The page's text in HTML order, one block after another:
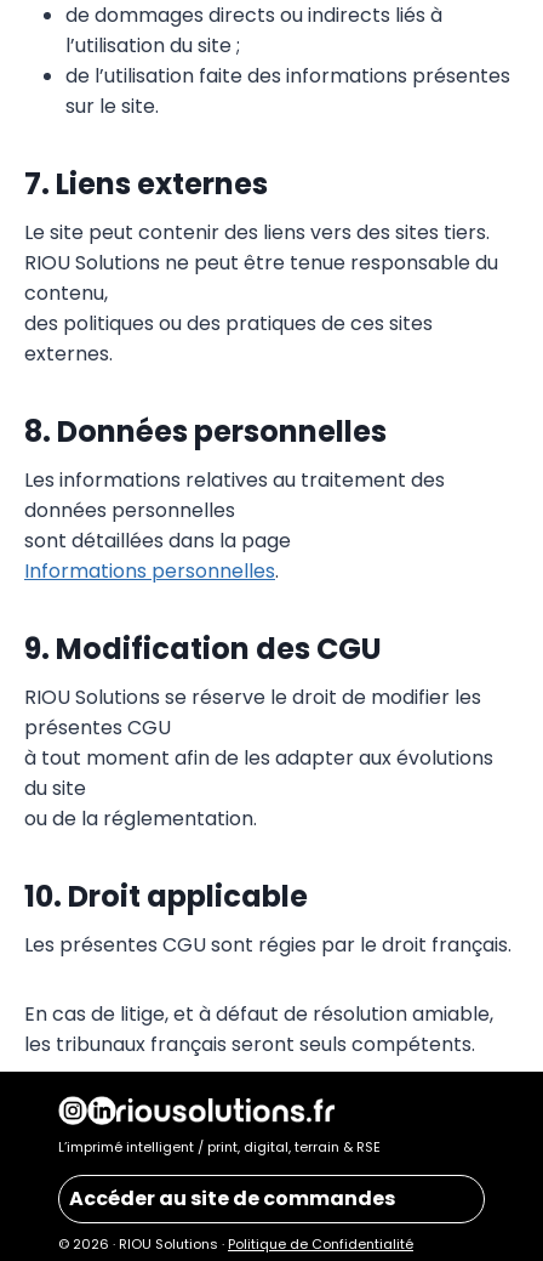
de dommages directs ou indirects liés à
l’utilisation du site ;
de l’utilisation faite des informations présentes
sur le site.
7. Liens externes
Le site peut contenir des liens vers des sites tiers.
RIOU Solutions ne peut être tenue responsable du
contenu,
des politiques ou des pratiques de ces sites
externes.
8. Données personnelles
Les informations relatives au traitement des
données personnelles
sont détaillées dans la page
Informations personnelles.
9. Modification des CGU
RIOU Solutions se réserve le droit de modifier les
présentes CGU
à tout moment afin de les adapter aux évolutions
du site
ou de la réglementation.
10. Droit applicable
Les présentes CGU sont régies par le droit français.
En cas de litige, et à défaut de résolution amiable,
les tribunaux français seront seuls compétents.
L’imprimé intelligent / print, digital, terrain & RSE
Accéder au site de commandes
© 2026 · RIOU Solutions ·Politique de Confidentialité